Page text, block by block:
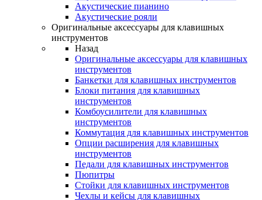
Акустические пианино
Акустические рояли
Оригинальные аксессуары для клавишных
инструментов
Назад
Оригинальные аксессуары для клавишных
инструментов
Банкетки для клавишных инструментов
Блоки питания для клавишных
инструментов
Комбоусилители для клавишных
инструментов
Коммутация для клавишных инструментов
Опции расширения для клавишных
инструментов
Педали для клавишных инструментов
Пюпитры
Стойки для клавишных инструментов
Чехлы и кейсы для клавишных